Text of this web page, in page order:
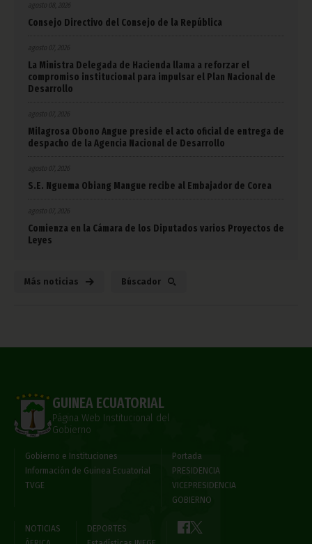
agosto 08, 2026
Consejo Directivo del Consejo de la República
agosto 07, 2026
La Ministra Delegada de Hacienda llama a reforzar el
compromiso institucional para impulsar el Plan Nacional de
Desarrollo
agosto 07, 2026
Milagrosa Obono Angue preside el acto oficial de entrega de
despacho de la Agencia Nacional de Desarrollo
agosto 07, 2026
S.E. Nguema Obiang Mangue recibe al Embajador de Corea
agosto 07, 2026
Comienza en la Cámara de los Diputados varios Proyectos de
Leyes
Más noticias Búscador
GUINEA ECUATORIAL
Página Web Institucional del
Gobierno
Gobierno e Instituciones
Información de Guinea Ecuatorial
TVGE
Portada
PRESIDENCIA
VICEPRESIDENCIA
GOBIERNO
NOTICIAS
DEPORTES